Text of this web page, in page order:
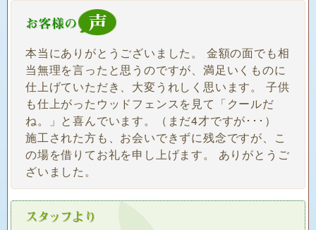
本当にありがとうございました。 金額の面でも相
当無理を言ったと思うのですが、満足いくものに
仕上げていただき、大変うれしく思います。 子供
も仕上がったウッドフェンスを見て「クールだ
ね。」と喜んでいます。（まだ4才ですが･･･）
施工された方も、お会いできずに残念ですが、こ
の場を借りてお礼を申し上げます。 ありがとうご
ざいました。